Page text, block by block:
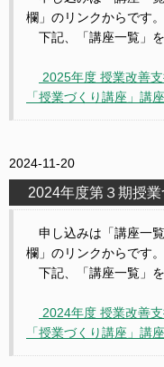
欄」のリンクからです。
下記、「講座一覧」を
2025年度 授業改善
「授業づくり講座」講
2024-11-20
2024年度第３期授
申し込みは「講座一
欄」のリンクからです。
下記、「講座一覧」を
2024年度 授業改善
「授業づくり講座」講